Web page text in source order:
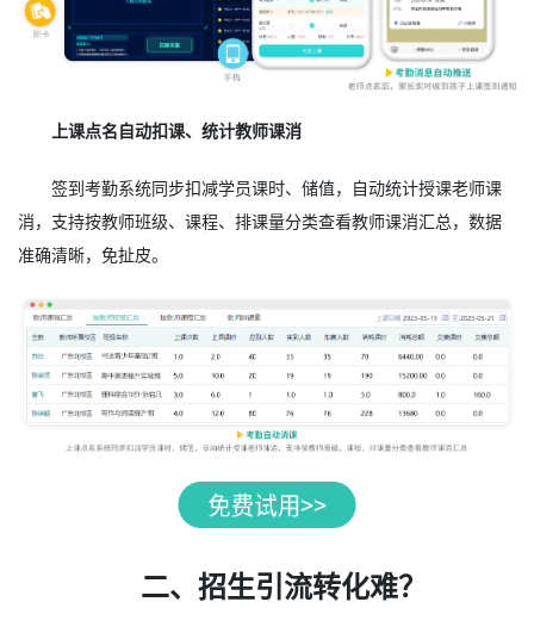
上课点名自动扣课、统计教师课消
签到考勤系统同步扣减学员课时、储值，自动统计授课老师课
消，支持按教师班级、课程、排课量分类查看教师课消汇总，数据
准确清晰，免扯皮。
二、招生引流转化难？